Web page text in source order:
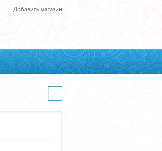
Добавить магазин